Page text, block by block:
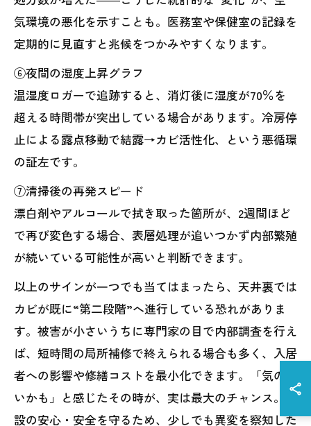
気環境の悪化を示すことも。医務室や保健室の記録を
定期的に見直すと兆候をつかみやすくなります。
⑥夜間の湿度上昇グラフ
温湿度ロガーで追跡すると、消灯後に湿度が70％を
超える時間帯が突出している場合があります。冷房停
止による露点移動で結露→カビ活性化、という悪循環
の証左です。
⑦清掃後の再発スピード
漂白剤やアルコールで拭き取った箇所が、2週間ほど
で再び変色する場合、表層処理が追いつかず内部繁殖
が続いている可能性が高いと判断できます。
以上のサインが一つでも当てはまったら、天井裏では
カビが既に“第二段階”へ進行している恐れがありま
す。被害が小さいうちに専門家の目で内部調査を行え
ば、短時間の局所補修で終えられる場合も多く、入居
者への影響や修繕コストを最小化できます。「気のせ
いかも」と感じたその時が、実は最大のチャンス。施
設の安心・安全を守るため、少しでも異変を察知した